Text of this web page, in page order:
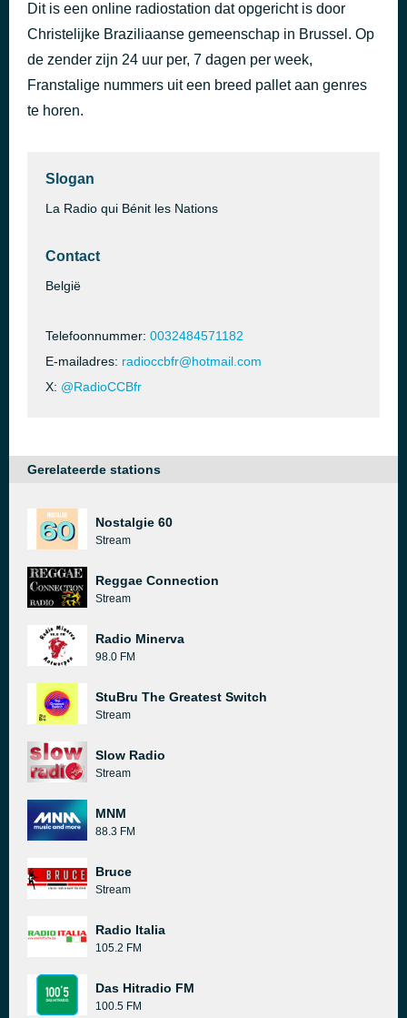
Dit is een online radiostation dat opgericht is door
Christelijke Braziliaanse gemeenschap in Brussel. Op
de zender zijn 24 uur per, 7 dagen per week,
Franstalige nummers uit een breed pallet aan genres
te horen.
Slogan
La Radio qui Bénit les Nations
Contact
België
Telefoonnummer: 0032484571182
E-mailadres: radioccbfr@hotmail.com
X: @RadioCCBfr
Gerelateerde stations
Nostalgie 60
Stream
Reggae Connection
Stream
Radio Minerva
98.0 FM
StuBru The Greatest Switch
Stream
Slow Radio
Stream
MNM
88.3 FM
Bruce
Stream
Radio Italia
105.2 FM
Das Hitradio FM
100.5 FM